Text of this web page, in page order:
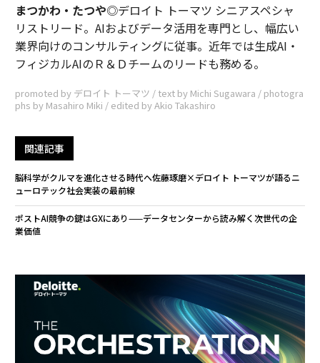
まつかわ・たつや◎デロイト トーマツ シニアスペシャ
リストリード。AIおよびデータ活用を専門とし、幅広い
業界向けのコンサルティングに従事。近年では生成AI・
フィジカルAIのＲ＆Ｄチームのリードも務める。
promoted by デロイト トーマツ / text by Michi Sugawara / photogra
phs by Masahiro Miki / edited by Akio Takashiro
関連記事
脳科学がクルマを進化させる時代へ――佐藤琢磨×デロイト トーマツが語るニ
ューロテック社会実装の最前線
ポストAI競争の鍵はGXにあり——データセンターから読み解く次世代の企
業価値